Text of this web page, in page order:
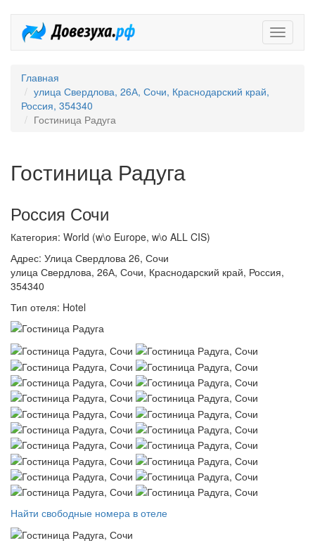
Главная
улица Свердлова, 26А, Сочи, Краснодарский край,
Россия, 354340
Гостиница Радуга
Гостиница Радуга
Россия Сочи
Категория: World (w\o Europe, w\o ALL CIS)
Адрес: Улица Свердлова 26, Сочи
улица Свердлова, 26А, Сочи, Краснодарский край, Россия,
354340
Тип отеля: Hotel
Найти свободные номера в отеле